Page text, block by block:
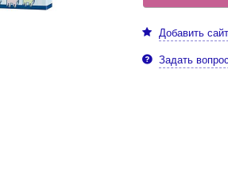
Добавить
Задать